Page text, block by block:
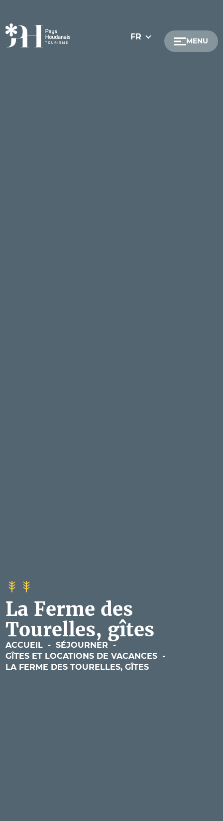
FR MENU
La Ferme des
Tourelles, gîtes
ACCUEIL - SÉJOURNER -
GÎTES ET LOCATIONS DE VACANCES -
LA FERME DES TOURELLES, GÎTES